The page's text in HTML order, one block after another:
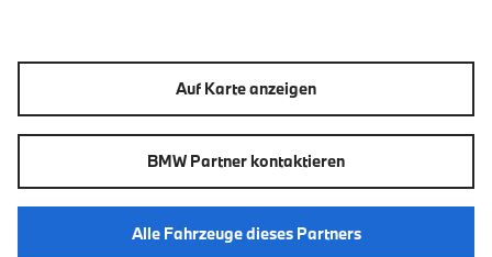
Auf Karte anzeigen
BMW Partner kontaktieren
Alle Fahrzeuge dieses Partners